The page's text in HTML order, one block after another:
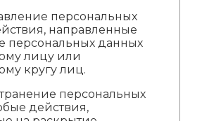
персональных
направленные
персональных данных
лицу или
кругу лиц.
персональных
действия,